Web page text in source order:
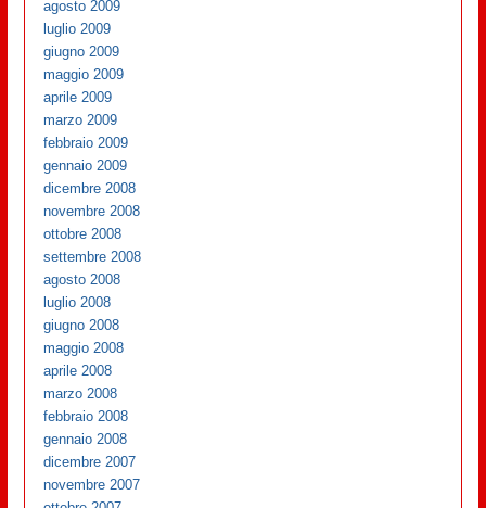
agosto 2009
luglio 2009
giugno 2009
maggio 2009
aprile 2009
marzo 2009
febbraio 2009
gennaio 2009
dicembre 2008
novembre 2008
ottobre 2008
settembre 2008
agosto 2008
luglio 2008
giugno 2008
maggio 2008
aprile 2008
marzo 2008
febbraio 2008
gennaio 2008
dicembre 2007
novembre 2007